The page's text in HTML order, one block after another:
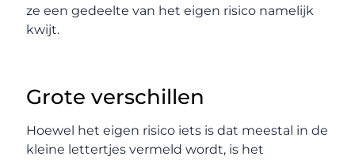
ze een gedeelte van het eigen risico namelijk
kwijt.
Grote verschillen
Hoewel het eigen risico iets is dat meestal in de
kleine lettertjes vermeld wordt, is het